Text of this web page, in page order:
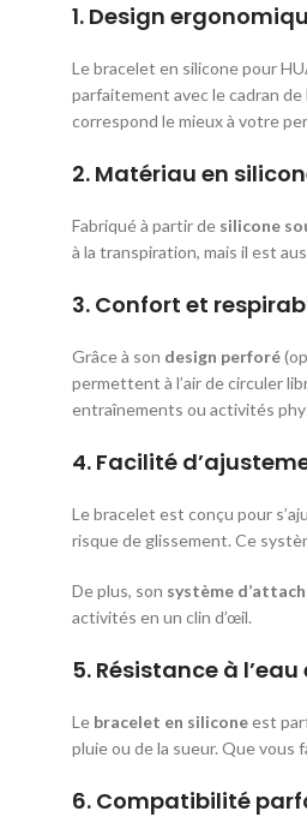
1. Design
Le bracelet en silicone pour
parfaitement avec le cadran
correspond le mieux à votre
2. Matériau en
Fabriqué à partir de silicone
à la transpiration, mais il est
3. Confort et
Grâce à son design perforé
permettent à l’air de circuler
entraînements ou activités
4. Facilité
Le bracelet est conçu pour
risque de glissement. Ce
De plus, son système
activités en un clin d’œil.
5. Résistance à
Le bracelet en siliconeest
pluie ou de la sueur. Que
6. Compatibilité